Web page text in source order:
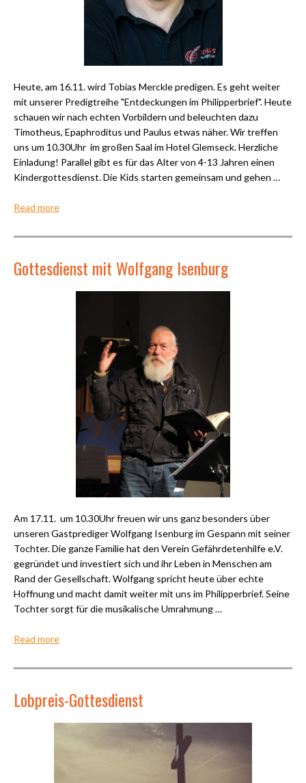
Heute, am 16.11. wird Tobias Merckle predigen. Es geht weiter
mit unserer Predigtreihe "Entdeckungen im Philipperbrief". Heute
schauen wir nach echten Vorbildern und beleuchten dazu
Timotheus, Epaphroditus und Paulus etwas näher. Wir treffen
uns um 10.30Uhr im großen Saal im Hotel Glemseck. Herzliche
Einladung! Parallel gibt es für das Alter von 4-13 Jahren einen
Kindergottesdienst. Die Kids starten gemeinsam und gehen …
Read more
Gottesdienst mit Wolfgang Isenburg
Am 17.11. um 10.30Uhr freuen wir uns ganz besonders über
unseren Gastprediger Wolfgang Isenburg im Gespann mit seiner
Tochter. Die ganze Familie hat den Verein Gefährdetenhilfe e.V.
gegründet und investiert sich und ihr Leben in Menschen am
Rand der Gesellschaft. Wolfgang spricht heute über echte
Hoffnung und macht damit weiter mit uns im Philipperbrief. Seine
Tochter sorgt für die musikalische Umrahmung …
Read more
Lobpreis-Gottesdienst